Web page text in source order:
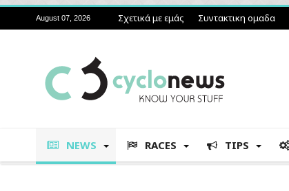
August 07, 2026 Σχετικά με εμάς Συντακτικη ομαδα
NEWS RACES TIPS